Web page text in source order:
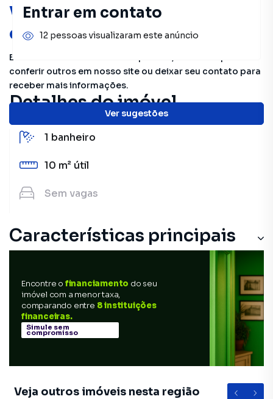
Você pode encontrar novas
oportunidades!
Este imóvel não está mais disponível, mas você pode
conferir outros em nosso site ou deixar seu contato para
receber mais informações.
Ver sugestões
Detalhes do imóvel
1 banheiro
10 m² útil
Sem vagas
Características principais
Encontre o financiamento do seu
imóvel com a menor taxa,
comparando entre 8 instituições
financeiras.
Simule sem
compromisso
Veja outros imóveis nesta região
Entrar em contato
12 pessoas visualizaram este anúncio